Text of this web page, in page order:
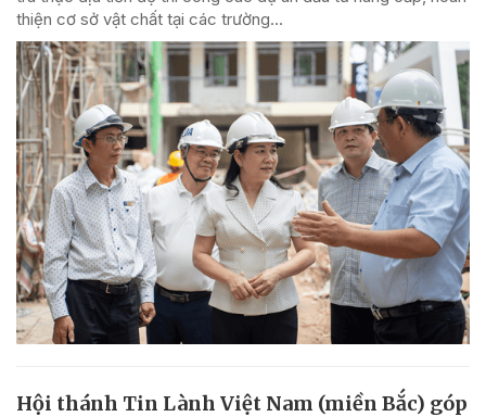
thiện cơ sở vật chất tại các trường...
Hội thánh Tin Lành Việt Nam (miền Bắc) góp